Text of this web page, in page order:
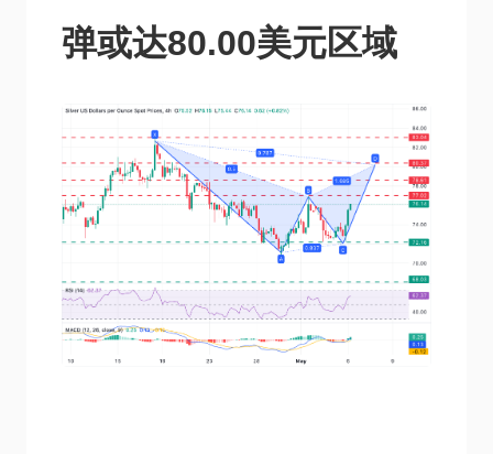
弹或达80.00美元区域